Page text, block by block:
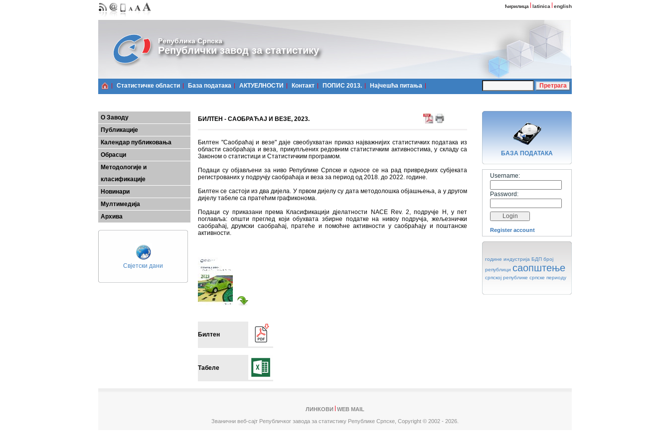
ћирилица latinica english
Република Српска
Републички завод за статистику
Статистичке области Базa података АКТУЕЛНОСТИ Контакт ПОПИС 2013. Најчешћa питања
О Заводу
Публикације
Календар публиковања
Обрасци
Методологије и
класификације
Новинари
Мултимедија
Архива
Свјетски дани
БИЛТЕН - САОБРАЋАЈ И ВЕЗЕ, 2023.
Билтен "Саобраћај и везе" даје свеобухватан приказ најважнијих статистичких података из
области саобраћаја и веза, прикупљених редовним статистичким активностима, у складу са
Законом о статистици и Статистичким програмом.
Подаци су објављени за ниво Републике Српске и односе се на рад привредних субјеката
регистрованих у подручју саобраћаја и веза за период од 2018. до 2022. године.
Билтен се састоји из два дијела. У првом дијелу су дата методолошка објашњења, а у другом
дијелу табеле са пратећим графиконома.
Подаци су приказани према Класификацији дјелатности NACE Rev. 2, подручје H, у пет
поглавља: општи преглед који обухвата збирне податке на нивоу подручја, жељезнички
саобраћај, друмски саобраћај, пратеће и помоћне активности у саобраћају и поштанске
активности.
Билтен
Табеле
БАЗA ПОДАТАКА
Username:
Password:
Register account
године индустрија БДП број
републици саопштење
српској републике српске периоду
ЛИНКОВИ
WEB MAIL
Званични веб-сајт Републичког завода за статистику Републике Српске, Copyright © 2002 - 2026.